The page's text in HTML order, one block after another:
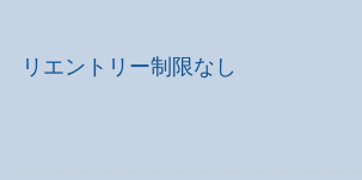
リエントリー制限なし